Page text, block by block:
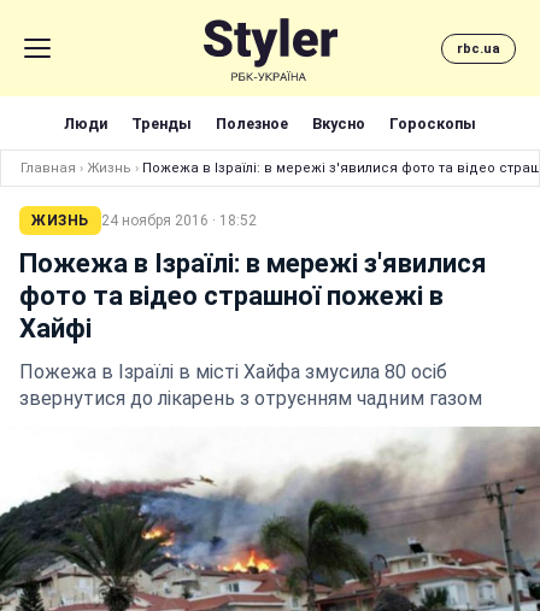
rbc.ua
Люди Тренды Полезное Вкусно Гороскопы
Главная › Жизнь › Пожежа в Ізраїлі: в мережі з'явилися фото та відео
ЖИЗНЬ 24 ноября 2016 · 18:52
Пожежа в Ізраїлі: в мережі з'явилися
фото та відео страшної пожежі в
Хайфі
Пожежа в Ізраїлі в місті Хайфа змусила 80 осіб
звернутися до лікарень з отруєнням чадним газом